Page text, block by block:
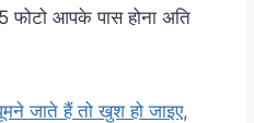
फोटो आपके पास होना अति
जाते हैं तो खुश हो जाइए,